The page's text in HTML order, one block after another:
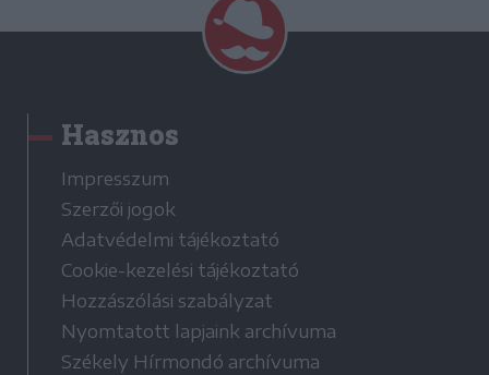
Hasznos
Impresszum
Szerzői jogok
Adatvédelmi tájékoztató
Cookie-kezelési tájékoztató
Hozzászólási szabályzat
Nyomtatott lapjaink archívuma
Székely Hírmondó archívuma